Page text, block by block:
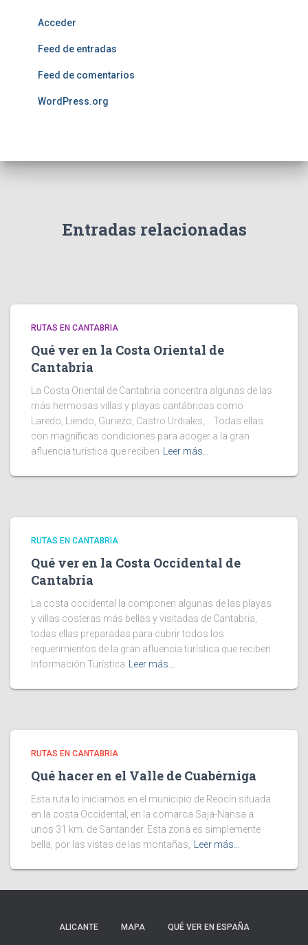
Acceder
Feed de entradas
Feed de comentarios
WordPress.org
Entradas relacionadas
RUTAS EN CANTABRIA
Qué ver en la Costa Oriental de
Cantabria
La Costa Oriental de Cantabria concentra algunas de las
más hermosas villas y playas cantábricas como
Laredo, Liendo, Guriezo, Castro Urdiales,… Todas ellas
con magníficas condiciones para acoger a la gran
afluencia turística que reciben
Leer más…
RUTAS EN CANTABRIA
Qué ver en la Costa Occidental de
Cantabria
La costa occidental la componen algunas de las playas
y villas costeras más bellas y visitadas de Cantabria,
todas ellas preparadas para cubrir todos los
requerimientos de la gran afluencia turística que reciben.
Información Turística
Leer más…
RUTAS EN CANTABRIA
Qué hacer en el Valle de Cuabérniga
Esta ruta lo iniciamos en el municipio de Reocín situada
en la costa Occidental, en la comarca Saja-Nansa a
unos 31 km. de Santander. Esta zona es simplemente
bella, por las vistas de las montañas,
Leer más…
ALICANTE MAPA QUÉ VER EN ESPAÑA